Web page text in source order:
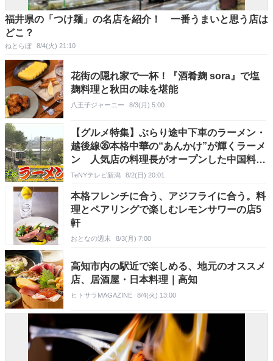
福井県の「つけ麺」の名店を紹介！ 一番うまいと思う店は
どこ？
ねとらぼ 8/4(火) 21:10
花街の隠れ家で一杯！『酒肴麹 sora』で塩
麹料理と秋田の味を堪能
八王子ジャーニー 8/3(月) 5:00
【グルメ特集】ぶらり途中下車のラーメン・
越後線㉟本格中華の“あんかけ”が輝くラーメ
ン 人気店の料理長がオープンした中国料理
店《新潟》
TeNYテレビ新潟 8/2(日) 20:01
本格フレンチに合う、アジフライに合う。料
理とペアリングで楽しむレモンサワーの店5
軒
おとなの週末 8/3(月) 7:00
高知市内の駅近で楽しめる、地元のオススメ
店、居酒屋・日本料理｜高知
ヒトサラMAGAZINE 8/4(火) 13:00